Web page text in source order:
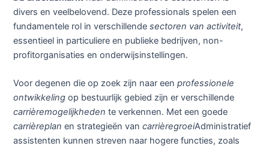
divers en veelbelovend. Deze professionals spelen een
fundamentele rol in verschillendesectoren van activiteit,
essentieel in particuliere en publieke bedrijven, non-
profitorganisaties en onderwijsinstellingen.
Voor degenen die op zoek zijn naar eenprofessionele
ontwikkeling op bestuurlijk gebied zijn er verschillende
carrièremogelijkheden te verkennen. Met een goede
carrièreplan en strategieën vancarrièregroeiAdministratief
assistenten kunnen streven naar hogere functies, zoals